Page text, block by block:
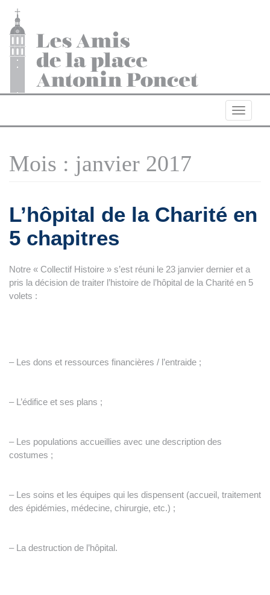
Mois : janvier 2017
L’hôpital de la Charité en
5 chapitres
Notre « Collectif Histoire » s’est réuni le 23 janvier dernier et a
pris la décision de traiter l’histoire de l’hôpital de la Charité en 5
volets :
– Les dons et ressources financières / l’entraide ;
– L’édifice et ses plans ;
– Les populations accueillies avec une description des
costumes ;
– Les soins et les équipes qui les dispensent (accueil, traitement
des épidémies, médecine, chirurgie, etc.) ;
– La destruction de l’hôpital.